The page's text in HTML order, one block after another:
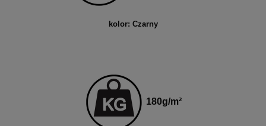
kolor: Czarny
180g/m²